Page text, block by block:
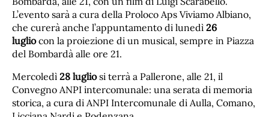
L’evento sarà a cura della Proloco Aps Viviamo Albiano,
che curerà anche l’appuntamento di lunedì 26
lugliocon la proiezione di un musical, sempre in Piazza
del Bombardà alle ore 21.
Mercoledì 28 lugliosi terrà a Pallerone, alle 21, il
Convegno ANPI intercomunale: una serata di memoria
storica, a cura di ANPI Intercomunale di Aulla, Comano,